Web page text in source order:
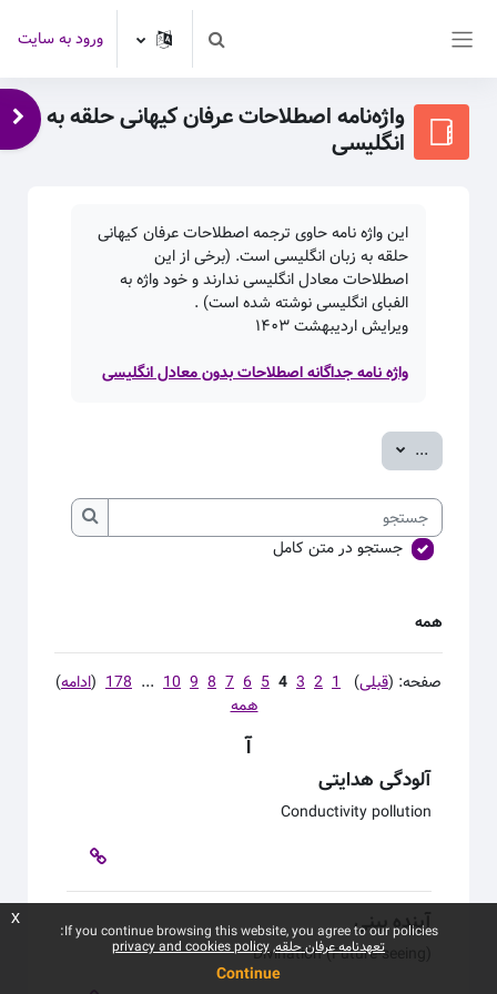
Toggle search inputورود به سایت
واژه‌نامه اصطلاحات عرفان کیهانی حلقه به
انگلیسی
این واژه نامه حاوی ترجمه اصطلاحات عرفان کیهانی
حلقه به زبان انگلیسی است. (برخی از این
اصطلاحات معادل انگلیسی ندارند و خود واژه به
الفبای انگلیسی نوشته شده است) .
ویرایش اردیبهشت۱۴۰۳
واژه نامه جداگانه اصطلاحات بدون معادل انگلیسی
... صدور ورودی‌ها
جستجو
جستجو
جستجو در متن کامل
همه
صفحه: (قبلی)
1
2
3
4
5
6
7
8
9
10
...
178
(ادامه)
همه
آ
آلودگی هدایتی
Conductivity pollution
آینده بینی
Divination (Future-seeing)
If you continue browsing this website, you agree to our policies:
تعهدنامه عرفان حلقه privacy and cookies policy
Continue
x